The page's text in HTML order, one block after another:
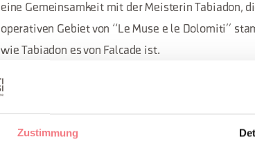
Zustimmung
eine Gemeinsamkeit mit der Meisterin Tabiadon,
operativen Gebiet von “Le Muse e le Dolomiti”
wie Tabiadon es von Falcade ist.
Zwei weltweite Exzellenzen vereinen sich, um das
Die zweite Ausgabe unserer